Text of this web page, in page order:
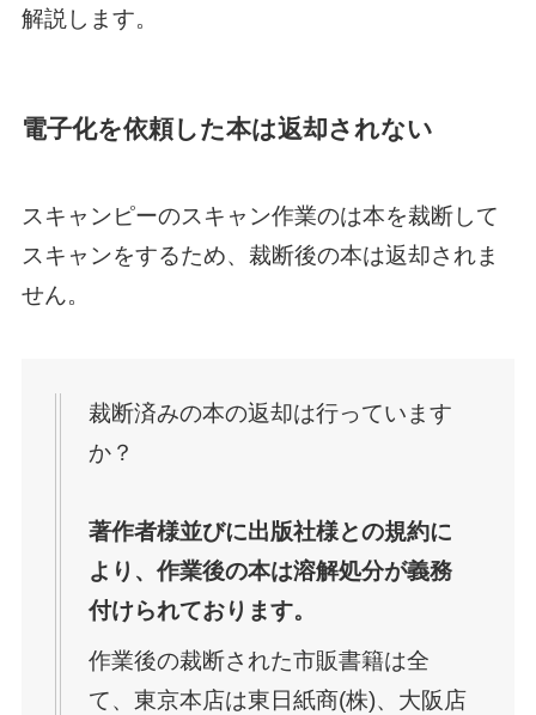
解説します。
電子化を依頼した本は返却されない
スキャンピーのスキャン作業のは本を裁断して
スキャンをするため、裁断後の本は返却されま
せん。
裁断済みの本の返却は行っています
か？
著作者様並びに出版社様との規約に
より、作業後の本は溶解処分が義務
付けられております。
作業後の裁断された市販書籍は全
て、東京本店は東日紙商(株)、大阪店